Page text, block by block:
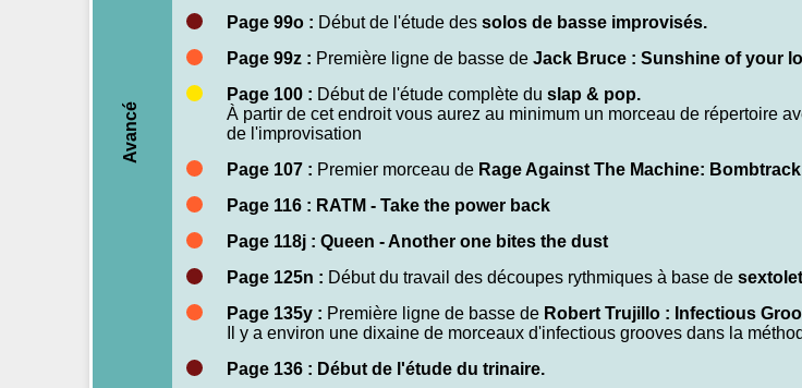
Avancé
Page 99o : Début de l'étude des solos de basse improvisés.
Page 99z : Première ligne de basse de Jack Bruce : Sunshine of your
Page 100 : Début de l'étude complète du slap & pop.
À partir de cet endroit vous aurez au minimum un morceau de répertoire
de l'improvisation
Page 107 : Premier morceau de Rage Against The Machine: Bombtrack
Page 116 : RATM - Take the power back
Page 118j : Queen - Another one bites the dust
Page 125n : Début du travail des découpes rythmiques à base de
Page 135y : Première ligne de basse de Robert Trujillo : Infectious
Il y a environ une dixaine de morceaux d'infectious grooves dans la
Page 136 : Début de l'étude du trinaire.